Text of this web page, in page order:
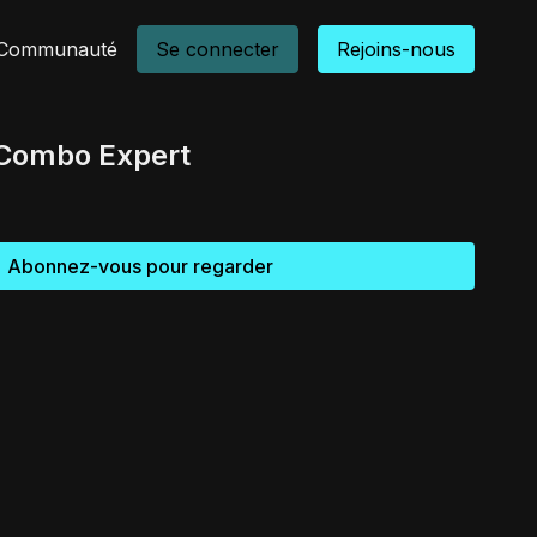
Se connecter Rejoins-nous
Expert
Abonnez-vous pour regarder